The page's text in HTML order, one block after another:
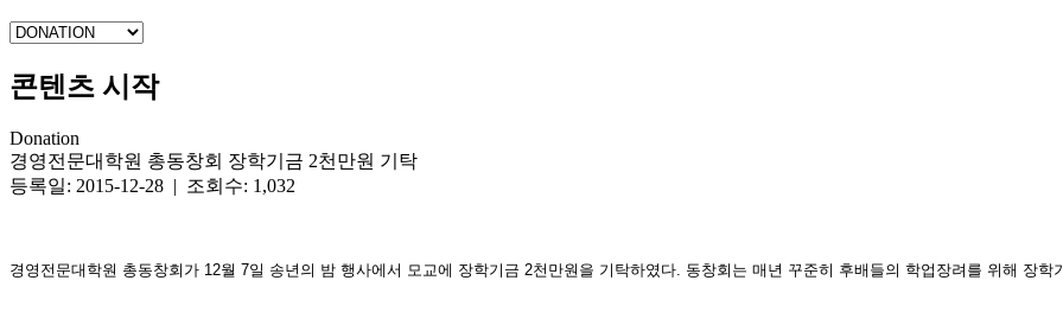
콘텐츠 시작
Donation
경영전문대학원 총동창회 장학기금 2천만원 기탁
등록일: 2015-12-28 | 조회수: 1,032
경영전문대학원 총동창회가 12월 7일 송년의 밤 행사에서 모교에 장학기금 2천만원을 기탁하였다. 동창회는 매년 꾸준히 후배들의 학업장려를 위해 장학